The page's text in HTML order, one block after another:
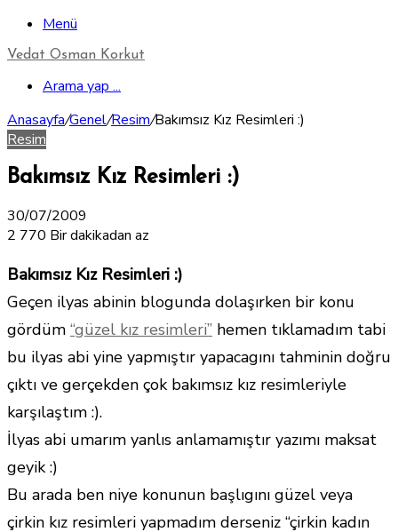
Menü
Vedat Osman Korkut
Arama yap ...
Anasayfa/Genel/Resim/Bakımsız Kız Resimleri :)
Resim
Bakımsız Kız Resimleri :)
30/07/2009
2 770 Bir dakikadan az
Bakımsız Kız Resimleri :)
Geçen ilyas abinin blogunda dolaşırken bir konu
gördüm “güzel kız resimleri” hemen tıklamadım tabi
bu ilyas abi yine yapmıştır yapacagını tahminin doğru
çıktı ve gerçekden çok bakımsız kız resimleriyle
karşılaştım :).
İlyas abi umarım yanlıs anlamamıştır yazımı maksat
geyik :)
Bu arada ben niye konunun başlıgını güzel veya
çirkin kız resimleri yapmadım derseniz “çirkin kadın